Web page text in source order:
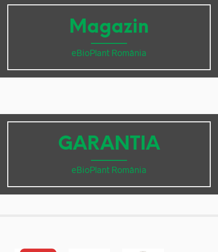
Magazin
eBioPlant România
GARANTIA
eBioPlant România